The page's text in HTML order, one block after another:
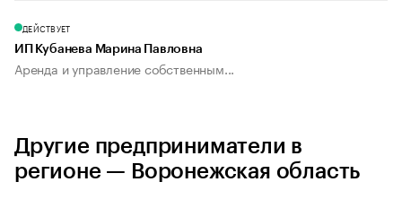
ДЕЙСТВУЕТ
ИП Кубанева Марина Павловна
Аренда и управление собственным...
Другие предприниматели в
регионе — Воронежская область